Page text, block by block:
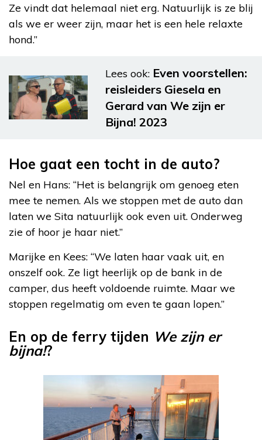
Ze vindt dat helemaal niet erg. Natuurlijk is ze blij
als we er weer zijn, maar het is een hele relaxte
hond.”
Lees ook: Even voorstellen:
reisleiders Giesela en
Gerard van We zijn er
Bijna! 2023
Hoe gaat een tocht in de auto?
Nel en Hans: “Het is belangrijk om genoeg eten
mee te nemen. Als we stoppen met de auto dan
laten we Sita natuurlijk ook even uit. Onderweg
zie of hoor je haar niet.”
Marijke en Kees: “We laten haar vaak uit, en
onszelf ook. Ze ligt heerlijk op de bank in de
camper, dus heeft voldoende ruimte. Maar we
stoppen regelmatig om even te gaan lopen.”
En op de ferry tijden We zijn er
bijna!?